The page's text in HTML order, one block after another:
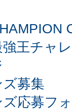
王チャ
募集
応募フ